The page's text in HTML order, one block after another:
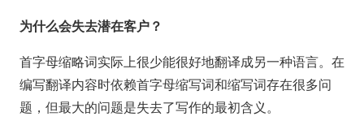
为什么会失去潜在客户？
首字母缩略词实际上很少能很好地翻译成另一种语言。在
编写翻译内容时依赖首字母缩写词和缩写词存在很多问
题，但最大的问题是失去了写作的最初含义。